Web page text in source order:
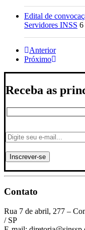
Edital de
Servidores INSS 6
Anterior
Próximo
Receba as
Contato
Rua 7 de abril, 277 –
/ SP